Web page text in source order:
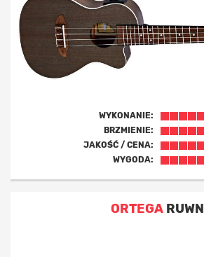
WYKONANIE:
BRZMIENIE:
JAKOŚĆ / CENA:
WYGODA:
ORTEGARUWN